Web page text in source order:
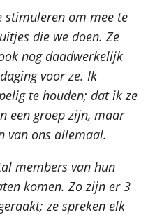
stimuleren om mee te
die we doen. Ze
nog daadwerkelijk
voor ze. Ik
te houden; dat ik ze
een groep zijn, maar
van ons allemaal.
members van hun
komen. Zo zijn er 3
ze spreken elk